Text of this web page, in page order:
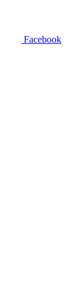
Facebook